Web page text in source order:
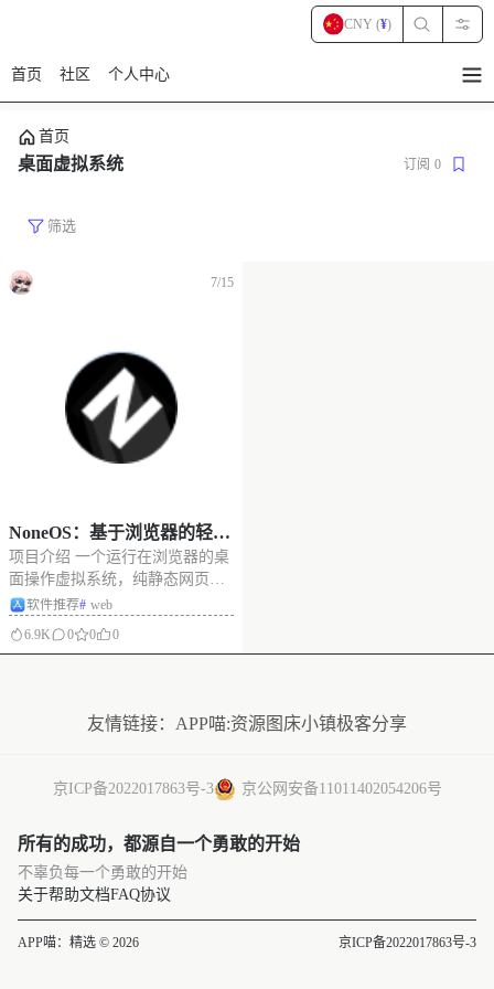
首页 社区 个人中心
CNY (¥)
首页
桌面虚拟系统 订阅 0
筛选
7/15
NoneOS：基于浏览器的轻量
级虚拟作系统
项目介绍 一个运行在浏览器的桌
面操作虚拟系统，纯静态网页容
器，可跨系统数据传输。辅助连
易用。无需后端服务器支持即可
链接 项目地址：https://git
软件推荐# web
6.9K
0 0 0
友情链接： APP喵:资源 图床小镇极客分享
京ICP备2022017863号-3 京公网安备11011402054206号
所有的成功，都源自一个勇敢的开始
不辜负每一个勇敢的开始
关于帮助文档FAQ协议
APP喵：精选 © 2026 京ICP备2022017863号-3